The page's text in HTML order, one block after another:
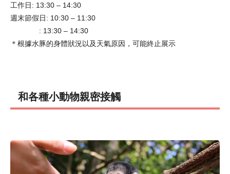
工作日: 13:30 – 14:30
週末節假日: 10:30 – 11:30
: 13:30 – 14:30
＊根據水豚的身體狀況以及天氣原因，可能終止展示
和各種小動物親密接觸